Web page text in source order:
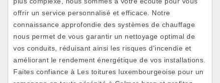
offrir un service personnalisé et efficace. Notre
connaissance approfondie des systèmes de chauffage
nous permet de vous garantir un nettoyage optimal de
vos conduits, réduisant ainsi les risques d'incendie et
améliorant le rendement énergétique de vos installations.
Faites confiance à Les toitures luxembourgeoise pour un